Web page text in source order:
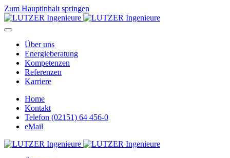
Zum Hauptinhalt springen
Über uns
Energieberatung
Kompetenzen
Referenzen
Karriere
Home
Kontakt
Telefon (02151) 64 456-0
eMail